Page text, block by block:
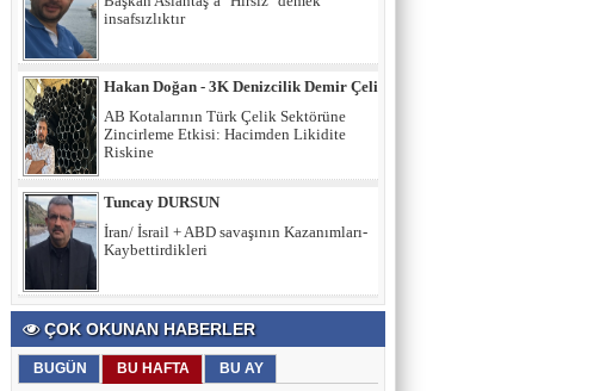
Zincirleme Etkisi: Hacimden Likidite
Tuncay DURSUN
İran/ İsrail + ABD savaşının Kazanımları-
Kaybettirdikleri
Secaattin Aydın
Mahalle bakkalı…
Birlik, Karakter ve Emanet: Yarının
Türkiye’sini İnşa Etmek
ÇOK OKUNAN HABERLER
BUGÜN BU HAFTA BU AY